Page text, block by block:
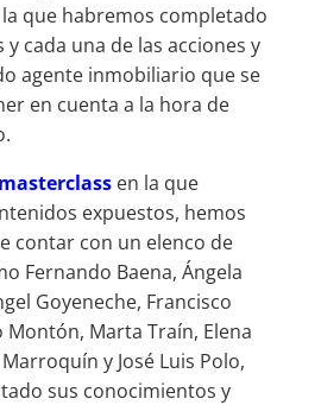
que habremos completado
cada una de las acciones y
agente inmobiliario que se
en cuenta a la hora de
en la que
expuestos, hemos
contar con un elenco de
Fernando Baena, Ángela
Goyeneche, Francisco
Montón, Marta Traín, Elena
y José Luis Polo,
sus conocimientos y